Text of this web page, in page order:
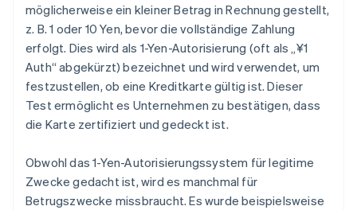
möglicherweise ein kleiner Betrag in Rechnung gestellt,
z. B. 1 oder 10 Yen, bevor die vollständige Zahlung
erfolgt. Dies wird als 1-Yen-Autorisierung (oft als „¥1
Auth“ abgekürzt) bezeichnet und wird verwendet, um
festzustellen, ob eine Kreditkarte gültig ist. Dieser
Test ermöglicht es Unternehmen zu bestätigen, dass
die Karte zertifiziert und gedeckt ist.
Obwohl das 1-Yen-Autorisierungssystem für legitime
Zwecke gedacht ist, wird es manchmal für
Betrugszwecke missbraucht. Es wurde beispielsweise